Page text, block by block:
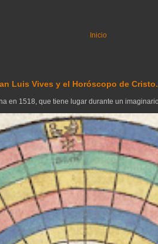
Inicio
Luis Vives y el Horóscopo de
en 1518, que tiene lugar durante un